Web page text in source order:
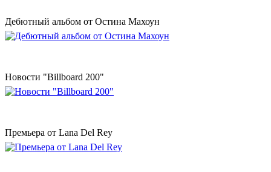
Дебютный альбом от Остина Махоун
Новости "Billboard 200"
Премьера от Lana Del Rey